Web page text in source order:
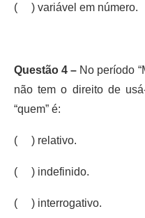
( ) variável em número.
Questão 4 – No período
não tem o direito de
“quem” é:
( ) relativo.
( ) indefinido.
( ) interrogativo.